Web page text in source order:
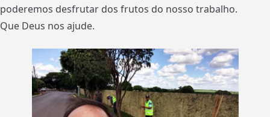
poderemos desfrutar dos frutos do nosso trabalho.
Que Deus nos ajude.